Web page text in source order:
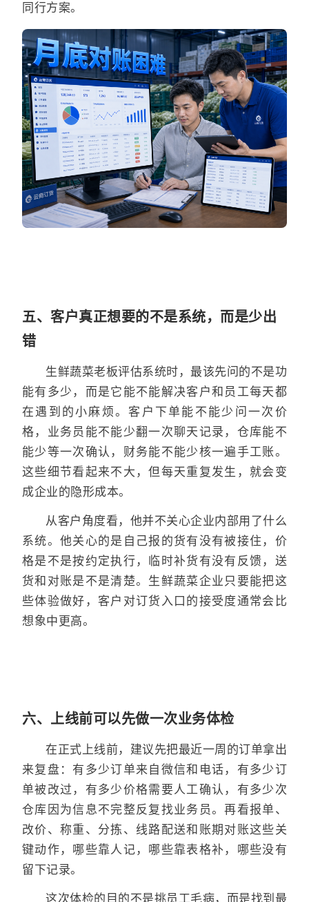
同行方案。
五、客户真正想要的不是系统，而是少出
错
生鲜蔬菜老板评估系统时，最该先问的不是功
能有多少，而是它能不能解决客户和员工每天都
在遇到的小麻烦。客户下单能不能少问一次价
格，业务员能不能少翻一次聊天记录，仓库能不
能少等一次确认，财务能不能少核一遍手工账。
这些细节看起来不大，但每天重复发生，就会变
成企业的隐形成本。
从客户角度看，他并不关心企业内部用了什么
系统。他关心的是自己报的货有没有被接住，价
格是不是按约定执行，临时补货有没有反馈，送
货和对账是不是清楚。生鲜蔬菜企业只要能把这
些体验做好，客户对订货入口的接受度通常会比
想象中更高。
六、上线前可以先做一次业务体检
在正式上线前，建议先把最近一周的订单拿出
来复盘：有多少订单来自微信和电话，有多少订
单被改过，有多少价格需要人工确认，有多少次
仓库因为信息不完整反复找业务员。再看报单、
改价、称重、分拣、线路配送和账期对账这些关
键动作，哪些靠人记，哪些靠表格补，哪些没有
留下记录。
这次体检的目的不是挑员工毛病，而是找到最